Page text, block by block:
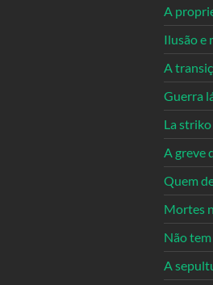
A
Ilusão e
A
Guerra
La
A greve
Quem
Mortes
Não tem
A